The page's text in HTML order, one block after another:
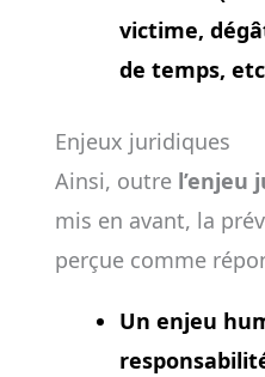
victime,
de temps,
Enjeux juridiques
Ainsi, outre l’enjeu
mis en avant, la
perçue comme
Un enjeu